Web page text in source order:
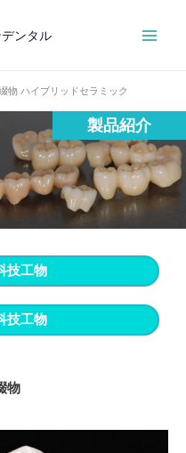
ンタル
物 ハイブリッドセラミック
製品紹介
技工物
技工物
物